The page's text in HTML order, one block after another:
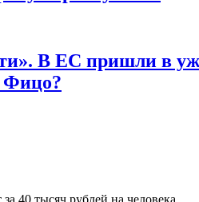
В ЕС пришли в
Фицо?
40 тысяч рублей на человека